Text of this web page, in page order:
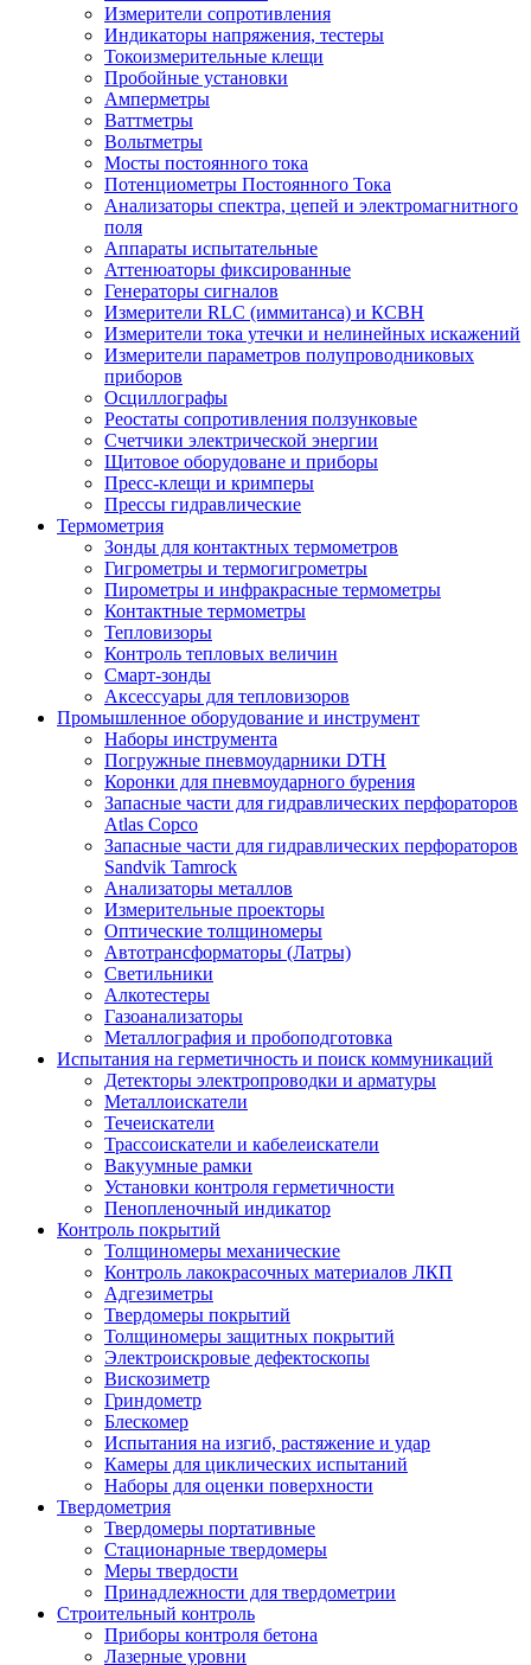
Измерители сопротивления
Индикаторы напряжения, тестеры
Токоизмерительные клещи
Пробойные установки
Амперметры
Ваттметры
Вольтметры
Мосты постоянного тока
Потенциометры Постоянного Тока
Анализаторы спектра, цепей и электромагнитного
поля
Аппараты испытательные
Аттенюаторы фиксированные
Генераторы сигналов
Измерители RLC (иммитанса) и КСВН
Измерители тока утечки и нелинейных искажений
Измерители параметров полупроводниковых
приборов
Осциллографы
Реостаты сопротивления ползунковые
Счетчики электрической энергии
Щитовое оборудоване и приборы
Пресс-клещи и кримперы
Прессы гидравлические
Термометрия
Зонды для контактных термометров
Гигрометры и термогигрометры
Пирометры и инфракрасные термометры
Контактные термометры
Тепловизоры
Контроль тепловых величин
Смарт-зонды
Аксессуары для тепловизоров
Промышленное оборудование и инструмент
Наборы инструмента
Погружные пневмоударники DTH
Коронки для пневмоударного бурения
Запасные части для гидравлических перфораторов
Atlas Copco
Запасные части для гидравлических перфораторов
Sandvik Tamrock
Анализаторы металлов
Измерительные проекторы
Оптические толщиномеры
Автотрансформаторы (Латры)
Светильники
Алкотестеры
Газоанализаторы
Металлография и пробоподготовка
Испытания на герметичность и поиск коммуникаций
Детекторы электропроводки и арматуры
Металлоискатели
Течеискатели
Трассоискатели и кабелеискатели
Вакуумные рамки
Установки контроля герметичности
Пенопленочный индикатор
Контроль покрытий
Толщиномеры механические
Контроль лакокрасочных материалов ЛКП
Адгезиметры
Твердомеры покрытий
Толщиномеры защитных покрытий
Электроискровые дефектоскопы
Вискозиметр
Гриндометр
Блескомер
Испытания на изгиб, растяжение и удар
Камеры для циклических испытаний
Наборы для оценки поверхности
Твердометрия
Твердомеры портативные
Стационарные твердомеры
Меры твердости
Принадлежности для твердометрии
Строительный контроль
Приборы контроля бетона
Лазерные уровни